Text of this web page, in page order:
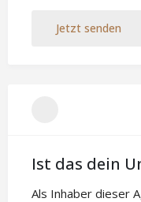
Jetzt senden
Ist das dein
Als Inhaber dieser